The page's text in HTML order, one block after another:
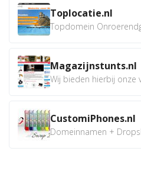
Toplocatie.nl
Magazijnstunts.nl
CustomiPhones.nl